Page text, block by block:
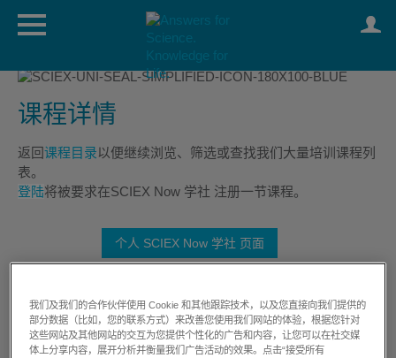
课程详情
返回课程目录以便继续浏览、筛选或查找我们大量培训课程列
表。
登陆将被要求在SCIEX Now 学社 注册一节课程。
个人 SCIEX Now 学社 页面
at Customer Site
费用 登陆查看价格
我们及我们的合作伙伴使用 Cookie 和其他跟踪技术，以及您直接向我们提供的
部分数据（比如，您的联系方式）来改善您使用我们网站的体验，根据您针对
这些网站及其他网站的交互为您提供个性化的广告和内容，让您可以在社交媒
体上分享内容，展开分析并衡量我们广告活动的效果。点击“接受所有